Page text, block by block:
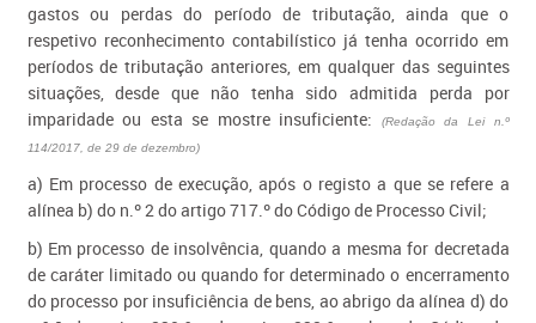
gastos ou perdas do período de tributação, ainda que o
respetivo reconhecimento contabilístico já tenha ocorrido em
períodos de tributação anteriores, em qualquer das seguintes
situações, desde que não tenha sido admitida perda por
imparidade ou esta se mostre insuficiente:
(Redação da Lei n.º
114/2017, de 29 de dezembro)
a) Em processo de execução, após o registo a que se refere a
alínea b) do n.º 2 do artigo 717.º do Código de Processo Civil;
b) Em processo de insolvência, quando a mesma for decretada
de caráter limitado ou quando for determinado o encerramento
do processo por insuficiência de bens, ao abrigo da alínea d) do